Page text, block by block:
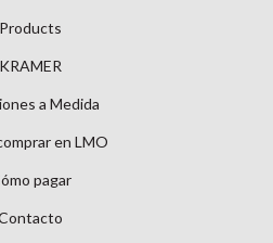
Products
KRAMER
a Medida
en LMO
pagar